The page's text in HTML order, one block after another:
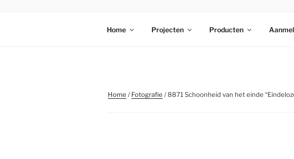
STICHTING PARKI
Home Projecten Producten
Home /Fotografie / 8871 Schoonheid van het einde